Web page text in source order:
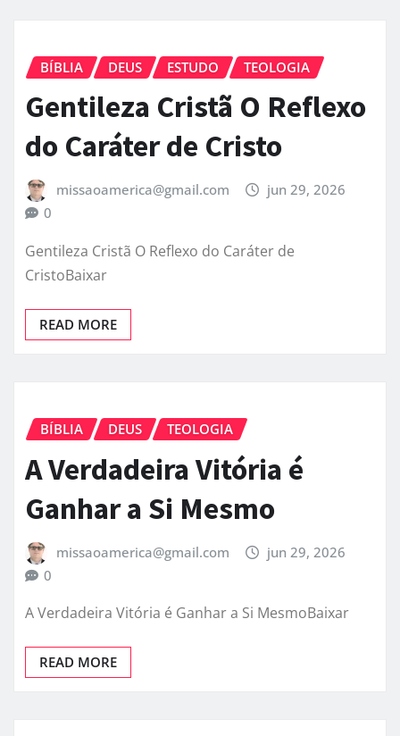
BÍBLIA DEUS ESTUDO TEOLOGIA
Gentileza Cristã O Reflexo
do Caráter de Cristo
missaoamerica@gmail.com
jun 29, 2026
0
Gentileza Cristã O Reflexo do Caráter de
CristoBaixar
READ MORE
BÍBLIA DEUS TEOLOGIA
A Verdadeira Vitória é
Ganhar a Si Mesmo
missaoamerica@gmail.com
jun 29, 2026
0
A Verdadeira Vitória é Ganhar a Si MesmoBaixar
READ MORE